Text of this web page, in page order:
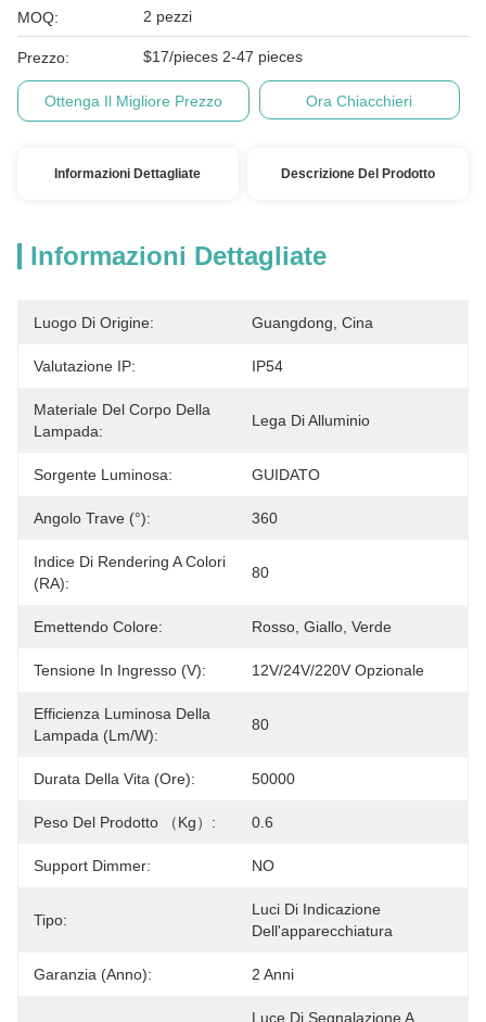
MOQ: 2 pezzi
Prezzo: $17/pieces 2-47 pieces
Ottenga Il Migliore Prezzo Ora Chiacchieri
Informazioni Dettagliate Descrizione Del Prodotto
Informazioni Dettagliate
Luogo Di Origine: Guangdong, Cina
Valutazione IP: IP54
Materiale Del Corpo Della
Lampada:
Lega Di Alluminio
Sorgente Luminosa: GUIDATO
Angolo Trave (°): 360
Indice Di Rendering A Colori
(RA):
80
Emettendo Colore: Rosso, Giallo, Verde
Tensione In Ingresso (V): 12V/24V/220V Opzionale
Efficienza Luminosa Della
Lampada (lm/w):
80
Durata Della Vita (ore): 50000
Peso Del Prodotto （kg）: 0.6
Support Dimmer: NO
Tipo:
Luci Di Indicazione
Dell'apparecchiatura
Garanzia (anno): 2 Anni
Luce Di Segnalazione A